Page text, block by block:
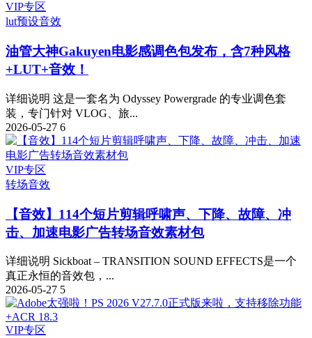
VIP专区
lut预设音效
油管大神Gakuyen电影感调色包发布，含7种风格
+LUT+音效！
详细说明 这是一套名为 Odyssey Powergrade 的专业调色套
装，专门针对 VLOG、旅...
2026-05-27 6
VIP专区
转场音效
【音效】114个短片剪辑呼啸声、下降、故障、冲
击、加速电影广告转场音效素材包
详细说明 Sickboat – TRANSITION SOUND EFFECTS是一个
真正永恒的音效包，...
2026-05-27 5
VIP专区